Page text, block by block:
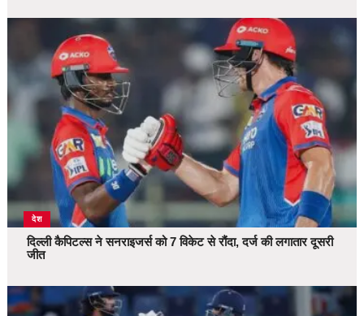
देश
दिल्ली कैपिटल्स ने सनराइजर्स को 7 विकेट से रौंदा, दर्ज की लगातार दूसरी
जीत